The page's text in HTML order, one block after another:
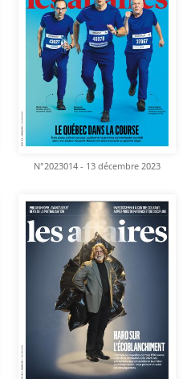
N°2023014 - 13 décembre 2023